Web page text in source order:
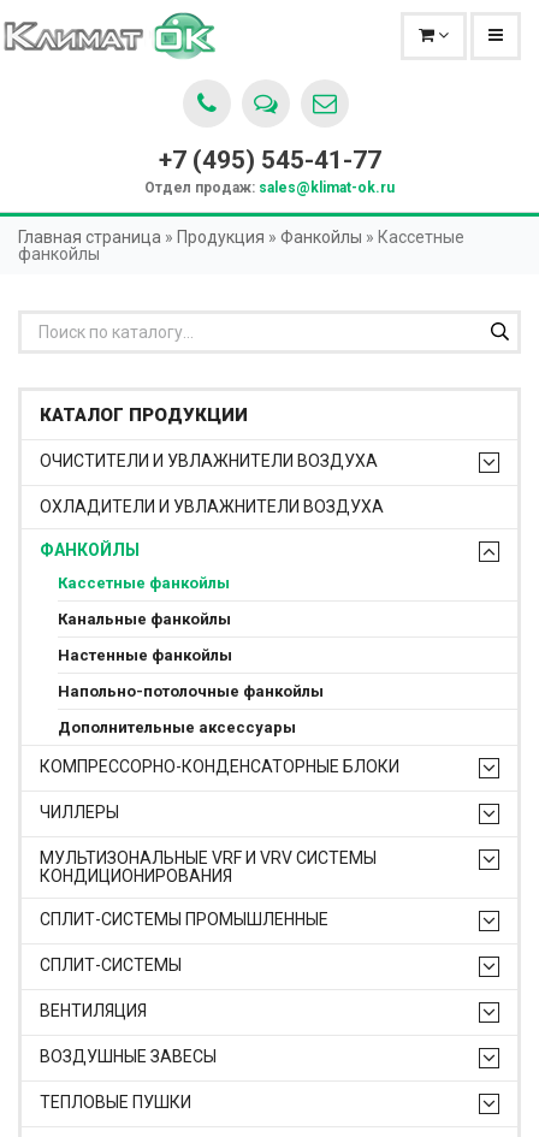
+7 (495) 545-41-77
Отдел продаж: sales@klimat-ok.ru
Главная страница » Продукция » Фанкойлы » Кассетные
фанкойлы
КАТАЛОГ ПРОДУКЦИИ
ОЧИСТИТЕЛИ И УВЛАЖНИТЕЛИ ВОЗДУХА
ОХЛАДИТЕЛИ И УВЛАЖНИТЕЛИ ВОЗДУХА
ФАНКОЙЛЫ
Кассетные фанкойлы
Канальные фанкойлы
Настенные фанкойлы
Напольно-потолочные фанкойлы
Дополнительные аксессуары
КОМПРЕССОРНО-КОНДЕНСАТОРНЫЕ БЛОКИ
ЧИЛЛЕРЫ
МУЛЬТИЗОНАЛЬНЫЕ VRF И VRV СИСТЕМЫ
КОНДИЦИОНИРОВАНИЯ
СПЛИТ-СИСТЕМЫ ПРОМЫШЛЕННЫЕ
СПЛИТ-СИСТЕМЫ
ВЕНТИЛЯЦИЯ
ВОЗДУШНЫЕ ЗАВЕСЫ
ТЕПЛОВЫЕ ПУШКИ